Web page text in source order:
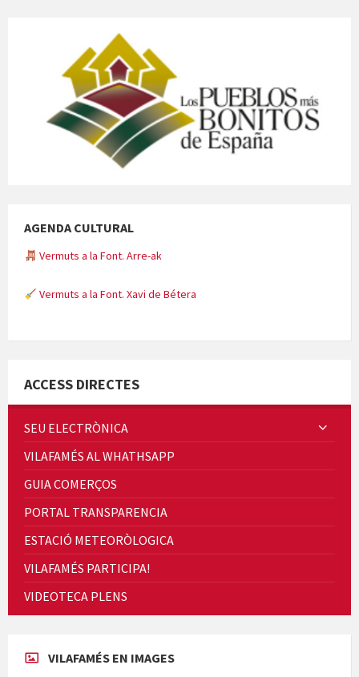
AGENDA CULTURAL
Vermuts a la Font. Arre-ak
Vermuts a la Font. Xavi de Bétera
Quintà Culroja
Cicle de Cine i Dones rurals
ACCESS DIRECTES
SEU ELECTRÒNICA
VILAFAMÉS AL WHATHSAPP
GUIA COMERÇOS
PORTAL TRANSPARENCIA
ESTACIÓ METEORÒLOGICA
VILAFAMÉS PARTICIPA!
VIDEOTECA PLENS
VILAFAMÉS EN IMAGES